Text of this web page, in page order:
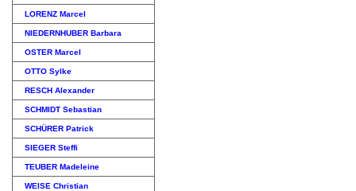
LORENZ Marcel
NIEDERNHUBER Barbara
OSTER Marcel
OTTO Sylke
RESCH Alexander
SCHMIDT Sebastian
SCHÜRER Patrick
SIEGER Steffi
TEUBER Madeleine
WEISE Christian